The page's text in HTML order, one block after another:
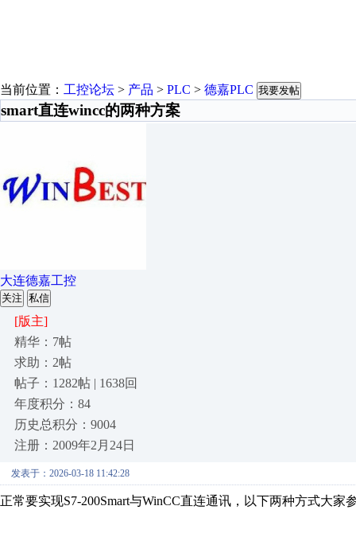
当前位置： 工控论坛 > 产品 > PLC > 德嘉PLC 我要发帖
smart直连wincc的两种方案
大连德嘉工控
关注 私信
[版主]
精华：7帖
求助：2帖
帖子：1282帖 | 1638回
年度积分：84
历史总积分：9004
注册：2009年2月24日
发表于：2026-03-18 11:42:28
正常要实现S7-200Smart与WinCC直连通讯，以下两种方式大家